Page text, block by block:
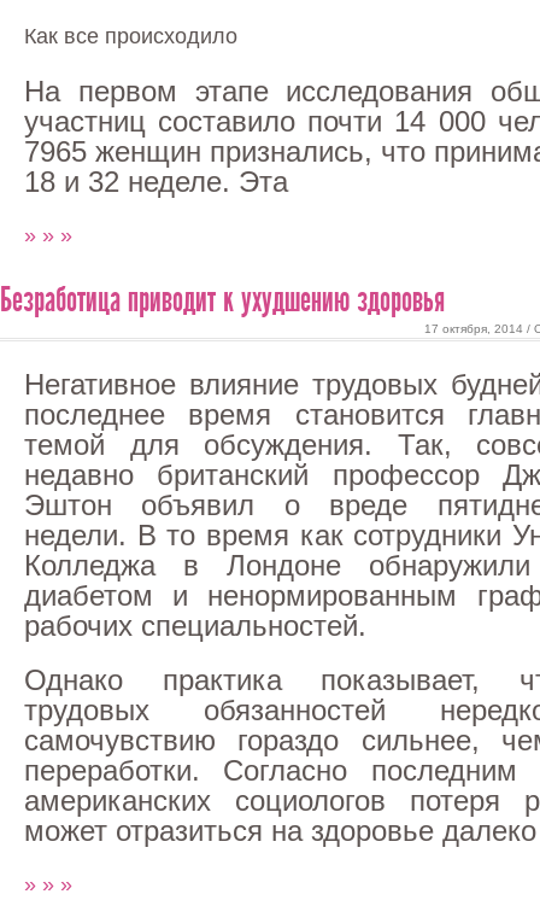
Как все происходило
На первом этапе исследования
участниц составило почти 14 000
7965 женщин признались, что
18 и 32 неделе. Эта
» » »
Безработица приводит к ухудшению здоровья
17 октября, 2014 /
Негативное влияние трудовых
последнее время становится
темой для обсуждения. Так,
недавно британский профессор
Эштон объявил о вреде
недели. В то время как сотрудники
Колледжа в Лондоне
диабетом и ненормированным
рабочих специальностей.
Однако практика показывает,
трудовых обязанностей
самочувствию гораздо сильнее,
переработки. Согласно последним
американских социологов потеря
может отразиться на здоровье
» » »